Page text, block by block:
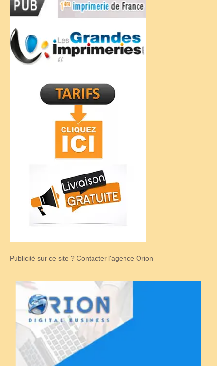
Publicité sur ce site ? Contacter l'agence Orion